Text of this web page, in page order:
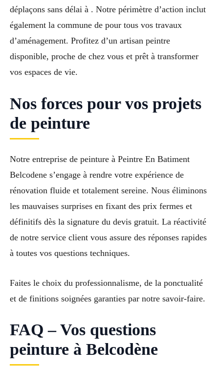
déplaçons sans délai à . Notre périmètre d’action inclut
également la commune de pour tous vos travaux
d’aménagement. Profitez d’un artisan peintre
disponible, proche de chez vous et prêt à transformer
vos espaces de vie.
Nos forces pour vos projets
de peinture
Notre entreprise de peinture à Peintre En Batiment
Belcodene s’engage à rendre votre expérience de
rénovation fluide et totalement sereine. Nous éliminons
les mauvaises surprises en fixant des prix fermes et
définitifs dès la signature du devis gratuit. La réactivité
de notre service client vous assure des réponses rapides
à toutes vos questions techniques.
Faites le choix du professionnalisme, de la ponctualité
et de finitions soignées garanties par notre savoir-faire.
FAQ – Vos questions
peinture à Belcodène